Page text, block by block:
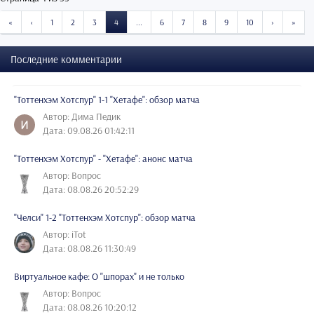
« START‹ PREVIOUS
1 2 3 4 ... 6 7 8 9 10 › »
Последние комментарии
"Тоттенхэм Хотспур" 1-1 "Хетафе": обзор матча
Автор: Дима Педик
Дата: 09.08.26 01:42:11
"Тоттенхэм Хотспур" - "Хетафе": анонс матча
Автор: Вопрос
Дата: 08.08.26 20:52:29
"Челси" 1-2 "Тоттенхэм Хотспур": обзор матча
Автор: iTot
Дата: 08.08.26 11:30:49
Виртуальное кафе: О "шпорах" и не только
Автор: Вопрос
Дата: 08.08.26 10:20:12